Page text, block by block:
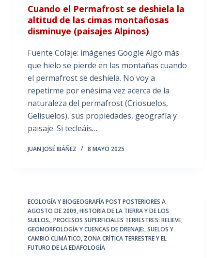
Cuando el Permafrost se deshiela la
altitud de las cimas montañosas
disminuye (paisajes Alpinos)
Fuente Colaje: imágenes Google Algo más
que hielo se pierde en las montañas cuando
el permafrost se deshiela. No voy a
repetirme por enésima vez acerca de la
naturaleza del permafrost (Criosuelos,
Gelisuelos), sus propiedades, geografía y
paisaje. Si tecleáis…
JUAN JOSÉ IBÁÑEZ 8 MAYO 2025
ECOLOGÍA Y BIOGEOGRAFÍA POST POSTERIORES A
AGOSTO DE 2009,HISTORIA DE LA TIERRA Y DE LOS
SUELOS.,PROCESOS SUPERFICIALES TERRESTRES: RELIEVE,
GEOMORFOLOGÍA Y CUENCAS DE DRENAJE:,SUELOS Y
CAMBIO CLIMÁTICO, ZONA CRÍTICA TERRESTRE Y EL
FUTURO DE LA EDAFOLOGÍA